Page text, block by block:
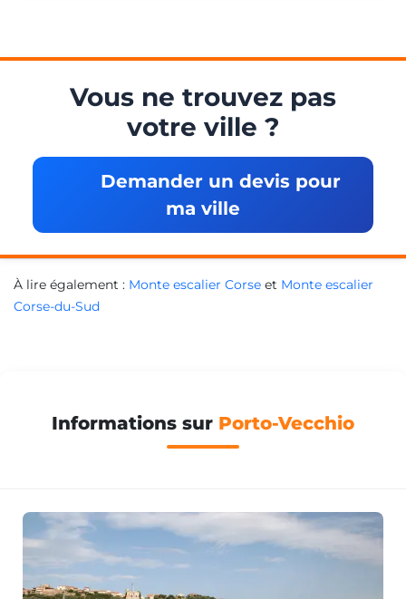
Vous ne trouvez pas
votre ville ?
Demander un devis pour
ma ville
À lire également : Monte escalier Corse et Monte escalier
Corse-du-Sud
Informations sur Porto-Vecchio